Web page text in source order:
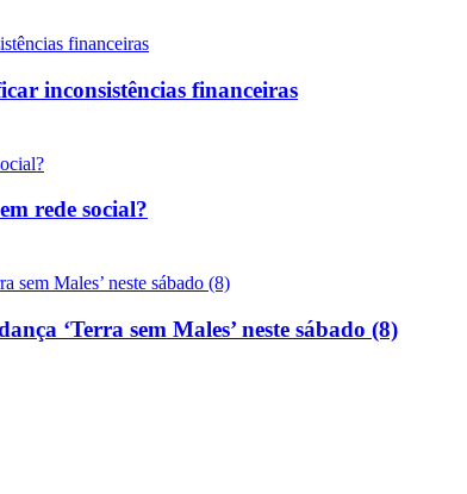
inconsistências financeiras
rede social?
‘Terra sem Males’ neste sábado (8)